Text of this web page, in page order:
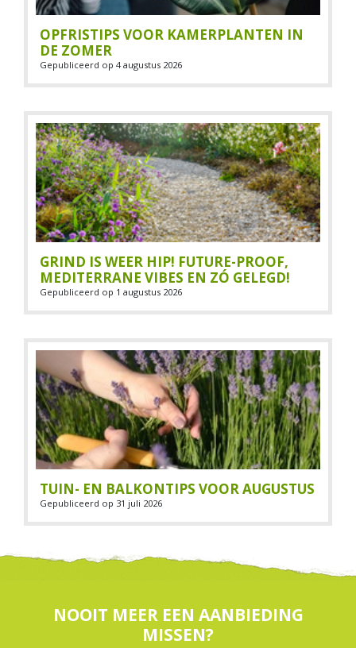
OPFRISTIPS VOOR KAMERPLANTEN IN
DE ZOMER
Gepubliceerd op 4 augustus 2026
GRIND IS WEER HIP! FUTURE-PROOF,
MEDITERRANE VIBES EN ZÓ GELEGD!
Gepubliceerd op 1 augustus 2026
TUIN- EN BALKONTIPS VOOR AUGUSTUS
Gepubliceerd op 31 juli 2026
NOOIT MEER EEN AANBIEDING
MISSEN?